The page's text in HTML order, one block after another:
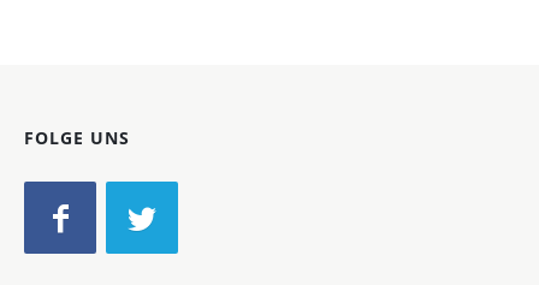
FOLGE UNS